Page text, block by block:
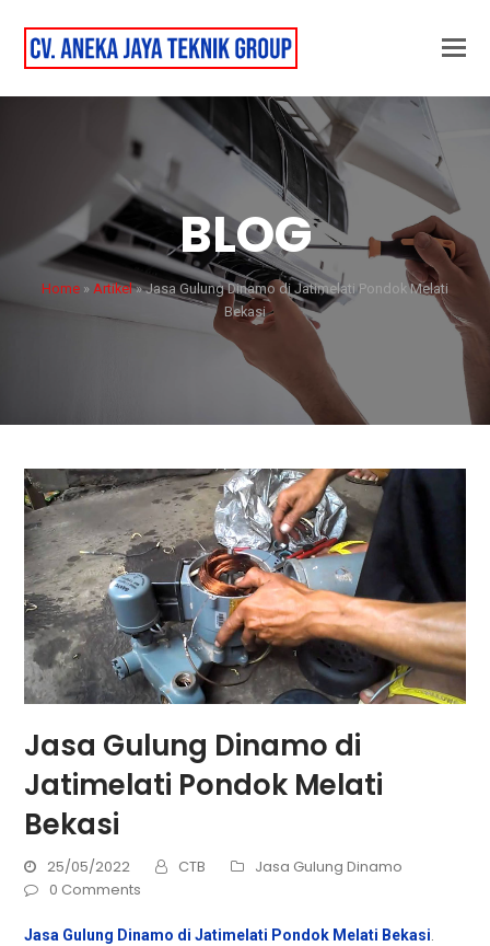
BLOG
Home » Artikel»Jasa Gulung Dinamo di Jatimelati Pondok Melati
Bekasi
Jasa Gulung Dinamo di
Jatimelati Pondok Melati
Bekasi
25/05/2022 CTB
Jasa Gulung Dinamo
0 Comments
Jasa Gulung Dinamo di Jatimelati Pondok Melati Bekasi.